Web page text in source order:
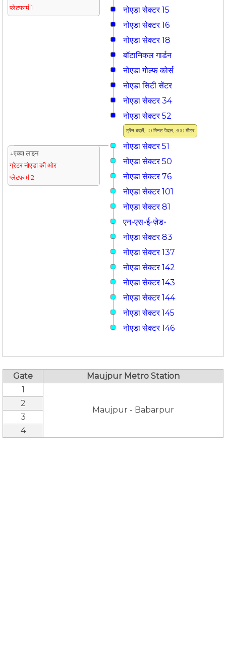
प्लेटफार्म 1
नोएडा सेक्टर 15
नोएडा सेक्टर 16
नोएडा सेक्टर 18
बॉटानिकल गार्डन
नोएडा गोल्फ कोर्स
नोएडा सिटी सेंटर
नोएडा सेक्टर 34
ट्रैन बदलें, 10 मिनट पैदल, 300 मीटर
नोएडा सेक्टर 52
नोएडा सेक्टर 51
↓एक्वा लाइन
ग्रेटर नोएडा की ओर
प्लेटफार्म 2
नोएडा सेक्टर 50
नोएडा सेक्टर 76
नोएडा सेक्टर 101
नोएडा सेक्टर 81
एन॰एस॰ई॰ज़ेड॰
नोएडा सेक्टर 83
नोएडा सेक्टर 137
नोएडा सेक्टर 142
नोएडा सेक्टर 143
नोएडा सेक्टर 144
नोएडा सेक्टर 145
नोएडा सेक्टर 146
Gate
Maujpur Metro Station
1
Maujpur - Babarpur
2
3
4